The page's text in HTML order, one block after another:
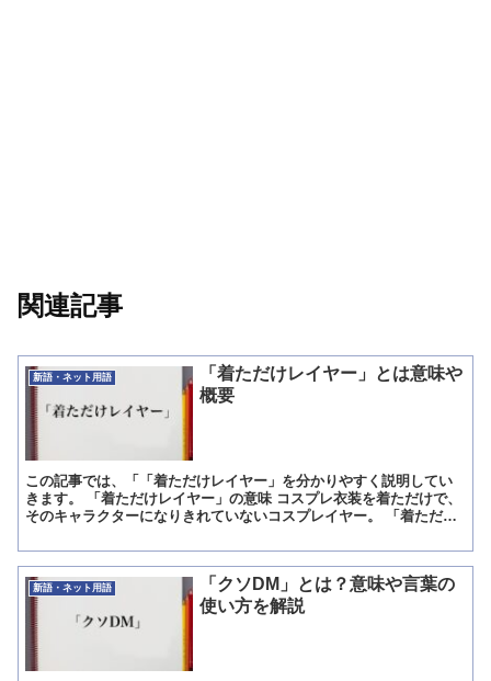
関連記事
新語・ネット用語
「着ただけレイヤー」とは意味や
概要
この記事では、「「着ただけレイヤー」を分かりやすく説明してい
きます。 「着ただけレイヤー」の意味 コスプレ衣装を着ただけで、
そのキャラクターになりきれていないコスプレイヤー。 「着ただけ
新語・ネット用語
「クソDM」とは？意味や言葉の
使い方を解説